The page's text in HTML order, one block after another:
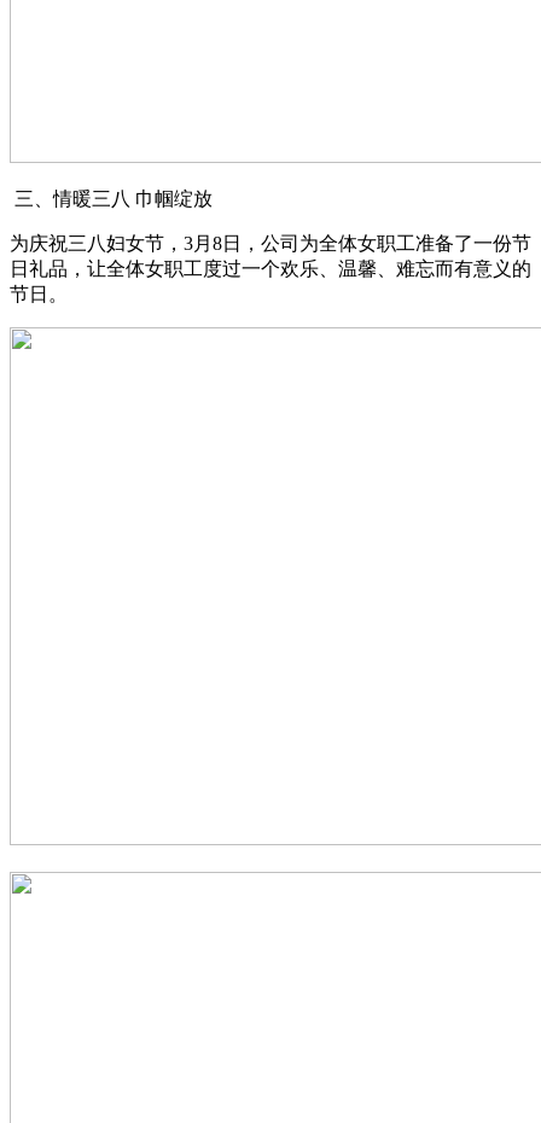
三、情暖三八 巾帼绽放
为庆祝三八妇女节，3月8日，公司为全体女职工准备了一份节
日礼品，让全体女职工度过一个欢乐、温馨、难忘而有意义的
节日。